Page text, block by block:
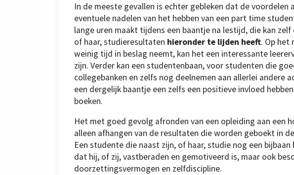
In de meeste gevallen is echter gebleken dat de voordelen
eventuele nadelen van het hebben van een part time
lange uren maakt tijdens een baantje na lestijd, die kan
of haar, studieresultaten hieronder te lijden heeft. Op het
weinig tijd in beslag neemt, kan het een interessante
zijn. Verder kan een studentenbaan, voor studenten die
collegebanken en zelfs nog deelnemen aan allerlei andere
een dergelijk baantje een zelfs een positieve invloed
boeken.
Het met goed gevolg afronden van een opleiding aan een
alleen afhangen van de resultaten die worden geboekt in
Een studente die naast zijn, of haar, studie nog een
dat hij, of zij, vastberaden en gemotiveerd is, maar ook
doorzettingsvermogen en zelfdiscipline.